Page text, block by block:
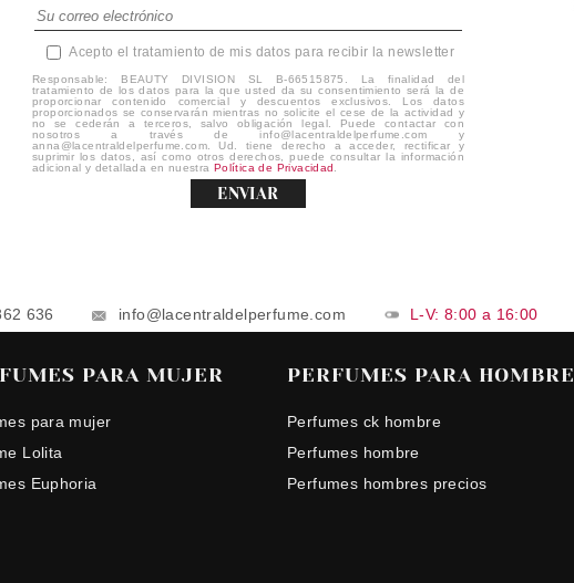
Acepto el tratamiento de mis datos para recibir la newsletter
Responsable: BEAUTY DIVISION SL B-66515875. La finalidad del
tratamiento de los datos para la que usted da su consentimiento será la de
proporcionar contenido comercial y descuentos exclusivos. Los datos
proporcionados se conservarán mientras no solicite el cese de la actividad y
no se cederán a terceros, salvo obligación legal. Puede contactar con
nosotros a través de info@lacentraldelperfume.com y
anna@lacentraldelperfume.com. Ud. tiene derecho a acceder, rectificar y
suprimir los datos, así como otros derechos, puede consultar la información
adicional y detallada en nuestra Política de Privacidad
ENVIAR
636 info@lacentraldelperfume.com L-V: 8:00 a 16:00
PARA MUJER
para mujer
Lolita
Euphoria
PERFUMES PARA HOMBRE
Perfumes ck hombre
Perfumes hombre
Perfumes hombres precios